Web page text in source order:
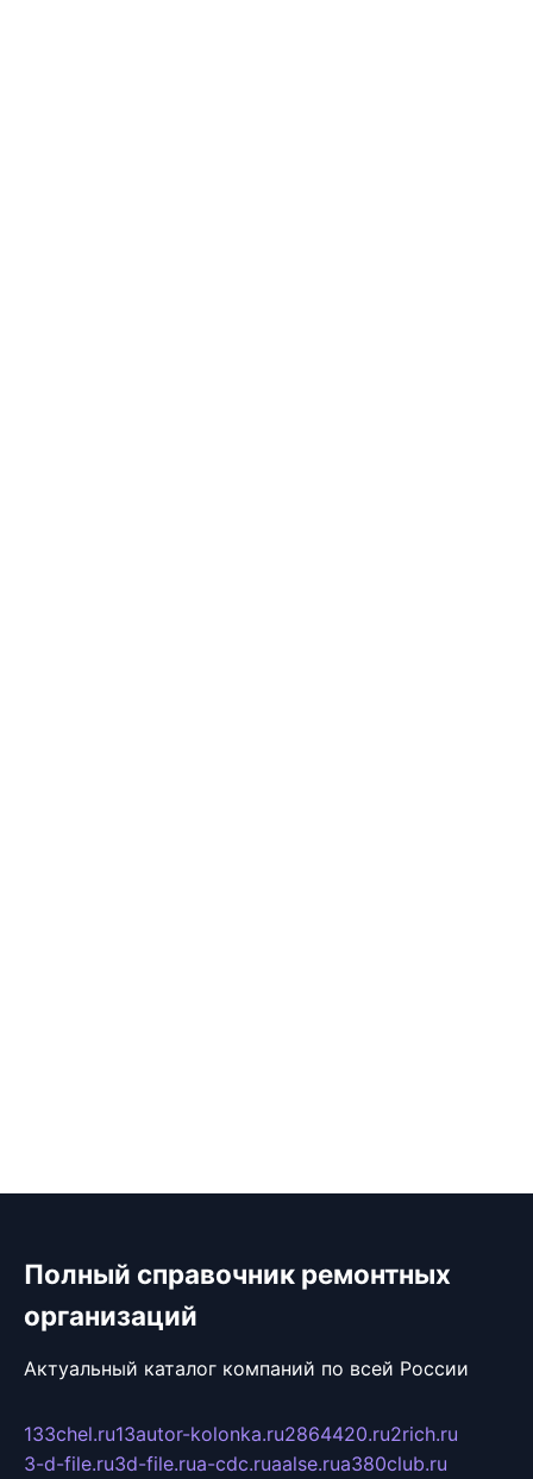
Полный справочник ремонтных
организаций
Актуальный каталог компаний по всей России
133chel.ru13autor-kolonka.ru2864420.ru2rich.ru
3-d-file.ru3d-file.rua-cdc.ruaalse.rua380club.ru